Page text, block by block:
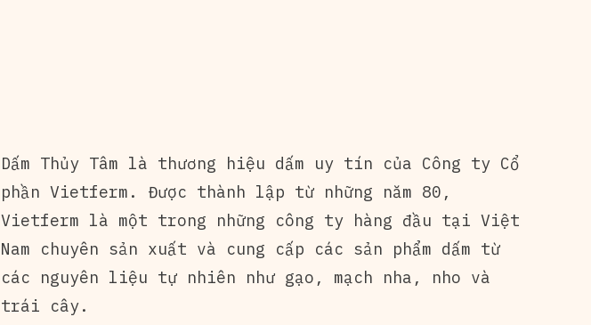
Dấm Thủy Tâm là thương hiệu dấm uy tín của Công ty Cổ
phần Vietferm. Được thành lập từ những năm 80,
Vietferm là một trong những công ty hàng đầu tại Việt
Nam chuyên sản xuất và cung cấp các sản phẩm dấm từ
các nguyên liệu tự nhiên như gạo, mạch nha, nho và
trái cây.